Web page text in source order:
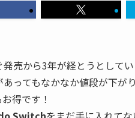
発売から3年が経とうとして
あってもなかなか値段が下が
得です！